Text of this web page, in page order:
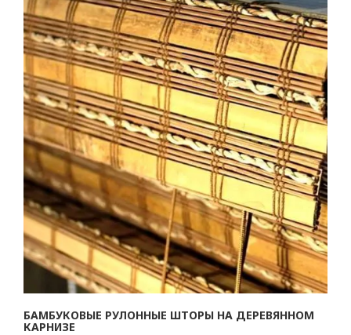
БАМБУКОВЫЕ РУЛОННЫЕ ШТОРЫ НА ДЕРЕВЯННОМ
КАРНИЗЕ